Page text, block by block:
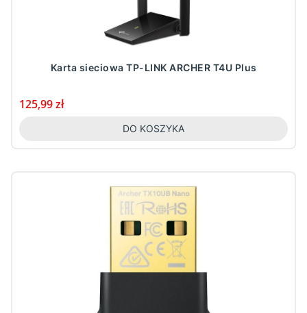
Karta sieciowa TP-LINK ARCHER T4U Plus
Cena
125,99 zł
DO KOSZYKA